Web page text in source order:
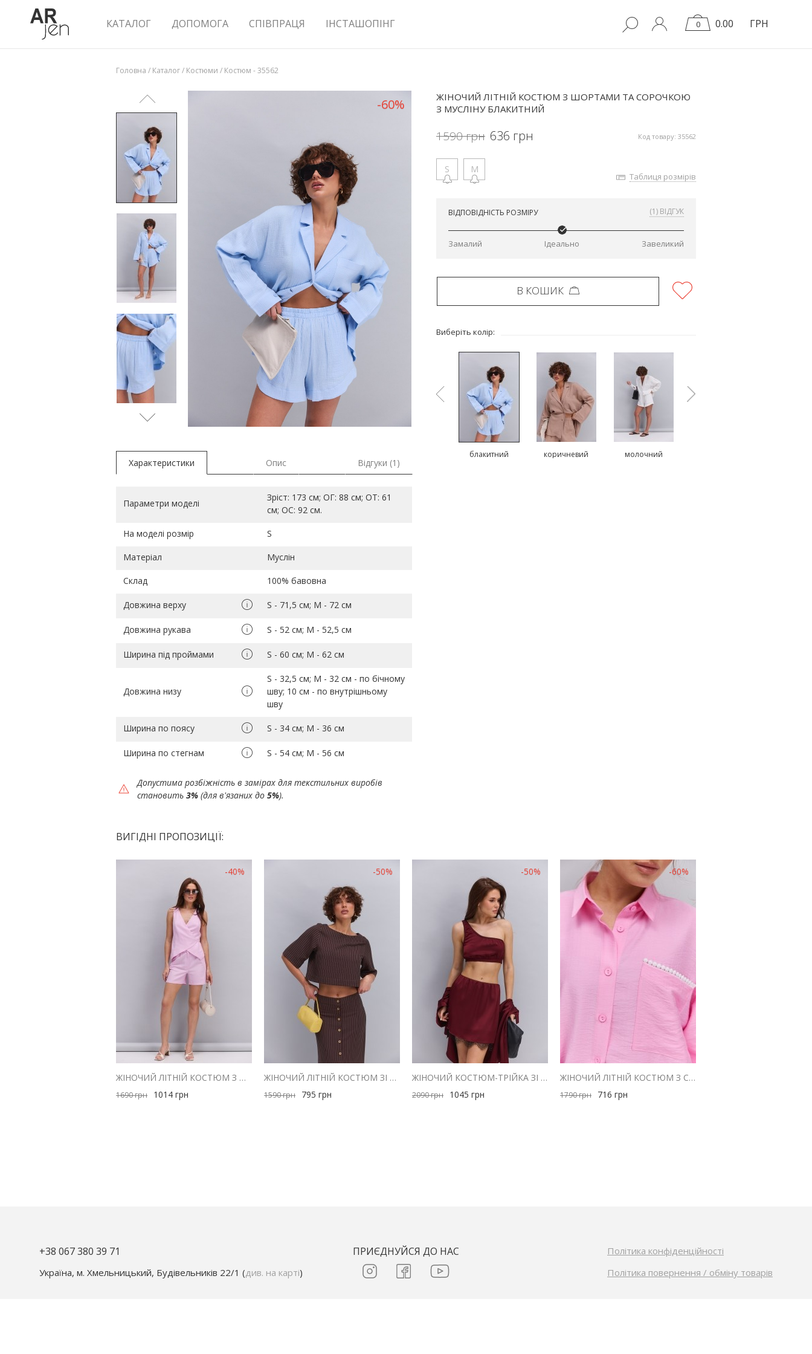
КАТАЛОГ ДОПОМОГА СПІВПРАЦЯ ІНСТАШОПІНГ 0 0.00 ГРН
Головна / Каталог/ Костюми / Костюм - 35562
ЖІНОЧИЙ ЛІТНІЙ КОСТЮМ З ШОРТАМИ ТА СОРОЧКОЮ
З МУСЛІНУ БЛАКИТНИЙ
1590грн 636 грн Код товару: 35562
S M
Таблиця розмірів
ВІДПОВІДНІСТЬ РОЗМІРУ
(1) ВІДГУК
Замалий Ідеально Завеликий
В КОШИК
Виберіть колір:
блакитний коричневий молочний
-60%
Характеристики Опис Відгуки (1)
Параметри моделі
Зріст: 173 см; ОГ: 88 см; ОТ: 61
см; ОС: 92 см.
На моделі розмір S
Матеріал Муслін
Склад 100% бавовна
Довжина верху S - 71,5 см; M - 72 см
Довжина рукава S - 52 см; M - 52,5 см
Ширина під проймами S - 60 см; M - 62 см
Довжина низу
S - 32,5 см; M - 32 см - по бічному
шву; 10 см - по внутрішньому
шву
Ширина по поясу S - 34 см; M - 36 см
Ширина по стегнам S - 54 см; M - 56 см
Допустима розбіжність в замірах для текстильних виробів
становить 3% (для в'язаних до 5%).
ВИГІДНІ ПРОПОЗИЦІЇ:
-40%
ЖІНОЧИЙ ЛІТНІЙ КОСТЮМ З ШОРТАМИ І ЖИЛЕТОМ З ЛЬОНУ РОЖЕВИЙ
1690грн 1014 грн
-50%
ЖІНОЧИЙ ЛІТНІЙ КОСТЮМ ЗІ СПІДНИЦЕЮ І ТОПОМ ШОКОЛАДНИЙ В СМУЖКУ
1590грн 795 грн
-50%
ЖІНОЧИЙ КОСТЮМ-ТРІЙКА ЗІ СПІДНИЦЕЮ САТИНОВИЙ БОРДОВОГО КОЛЬОРУ
2090грн 1045 грн
-60%
ЖІНОЧИЙ ЛІТНІЙ КОСТЮМ З СОРОЧКОЮ І ШТАНАМИ РОЖЕВИЙ З БІЛИМ МАКРАМЕ
1790грн 716 грн
+38 067 380 39 71
Україна, м. Хмельницький, Будівельників 22/1 (див. на карті)
ПРИЄДНУЙСЯ ДО НАС
Політика конфіденційності
Політика повернення / обміну товарів